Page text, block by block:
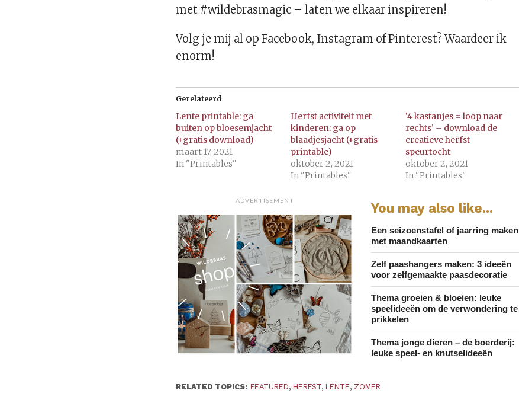
met #wildebrasmagic – laten we elkaar inspireren!
Volg je mij al op Facebook, Instagram of Pinterest? Waardeer ik
enorm!
Gerelateerd
Lente printable: ga
buiten op bloesemjacht
(+gratis download)
maart 17, 2021
In "Printables"
Herfst activiteit met
kinderen: ga op
blaadjesjacht (+gratis
printable)
oktober 2, 2021
In "Printables"
‘4 kastanjes = loop naar
rechts’ – download de
creatieve herfst
speurtocht
oktober 2, 2021
In "Printables"
ADVERTISEMENT You may also like...
Een seizoenstafel of jaarring maken
met maandkaarten
Zelf paashangers maken: 3 ideeën
voor zelfgemaakte paasdecoratie
Thema groeien & bloeien: leuke
speelideeën om de verwondering te
prikkelen
Thema jonge dieren – de boerderij:
leuke speel- en knutselideeën
RELATED TOPICS: FEATURED, HERFST, LENTE, ZOMER